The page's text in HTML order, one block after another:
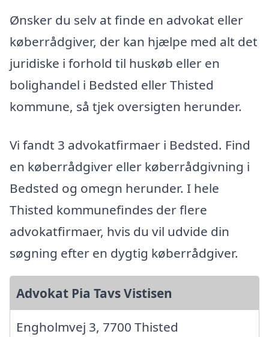
Ønsker du selv at finde en advokat eller
køberrådgiver, der kan hjælpe med alt det
juridiske i forhold til huskøb eller en
bolighandel i Bedsted eller Thisted
kommune, så tjek oversigten herunder.
Vi fandt 3 advokatfirmaer i Bedsted. Find
en køberrådgiver eller køberrådgivning i
Bedsted og omegn herunder. I hele
Thisted kommunefindes der flere
advokatfirmaer, hvis du vil udvide din
søgning efter en dygtig køberrådgiver.
Advokat Pia Tavs Vistisen
Engholmvej 3, 7700 Thisted